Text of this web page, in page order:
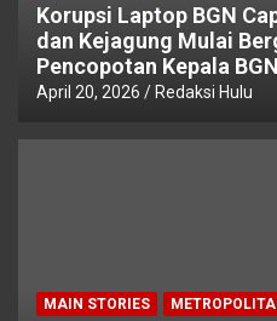
Korupsi Laptop BGN
dan Kejagung Mulai
Pencopotan Kepala BGN
April 20, 2026 Redaksi Hulu
MAIN STORIES